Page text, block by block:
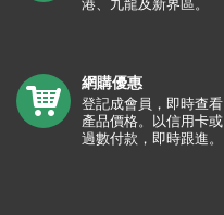
港、九龍及新界區。
網購優惠
登記成會員，即時查看
產品價格。以信用卡或
過數付款，即時跟進。